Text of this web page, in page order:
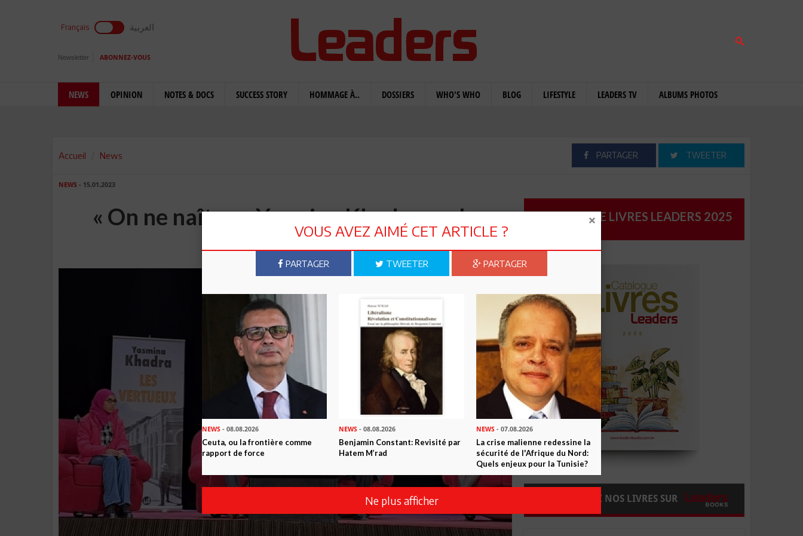
Français العربية
Newsletter ABONNEZ-VOUS
NEWS OPINION NOTES & DOCS SUCCESS STORY HOMMAGE À.. DOSSIERS WHO'S WHO BLOG LIFESTYLE LEADERS TV ALBUMS PHOTOS
Accueil News PARTAGER TWEETER
NEWS - 15.01.2023
« On ne naît pas Yasmina Khadra, on le
devient »
CATALOGUE LIVRES LEADERS 2025
COMMANDEZ NOS LIVRES SUR
VOUS AVEZ AIMÉ CET ARTICLE ?
PARTAGER TWEETER PARTAGER
NEWS - 08.08.2026
Ceuta, ou la frontière comme
rapport de force
NEWS - 08.08.2026
Benjamin Constant: Revisité par
Hatem M’rad
NEWS- 07.08.2026
La crise malienne redessine la
sécurité de l'Afrique du Nord:
Quels enjeux pour la Tunisie?
Ne plus afficher